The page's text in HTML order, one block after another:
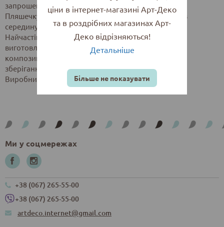
запрошення.
Пляшечку можна наповнити глітером або вкласти в
середину маленьку записочку.
Найчастіше використовуються у скрапбукінгу, для
виготовлення підвісок, створення декоративних
композицій в лялькових будиночках, флористики,
зберігання бісеру тощо.
Виробник: REGINA
Ми у соцмережах
+38 (067) 265-55-00
+38 (067) 265-55-00
artdeco.internet@gmail.com
ціни в інтернет-магазині Арт-Деко
та в роздрібних магазинах Арт-
Деко відрізняються!
Детальніше
Більше не показувати